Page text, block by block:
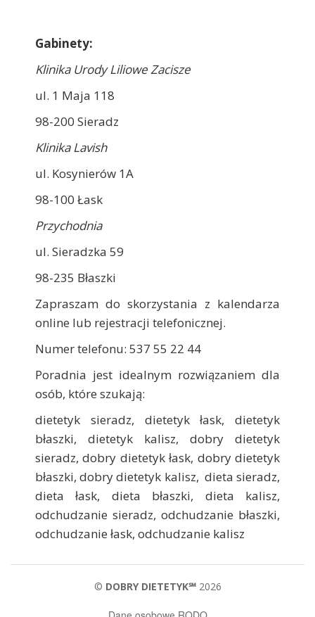
Gabinety:
Klinika Urody Liliowe Zacisze
ul. 1 Maja 118
98-200 Sieradz
Klinika Lavish
ul. Kosynierów 1A
98-100 Łask
Przychodnia
ul. Sieradzka 59
98-235 Błaszki
Zapraszam do skorzystania z kalendarza
online lub rejestracji telefonicznej.
Numer telefonu: 537 55 22 44
Poradnia jest idealnym rozwiązaniem dla
osób, które szukają:
dietetyk sieradz, dietetyk łask, dietetyk
błaszki, dietetyk kalisz, dobry dietetyk
sieradz, dobry dietetyk łask, dobry dietetyk
błaszki, dobry dietetyk kalisz, dieta sieradz,
dieta łask, dieta błaszki, dieta kalisz,
odchudzanie sieradz, odchudzanie błaszki,
odchudzanie łask, odchudzanie kalisz
© DOBRY DIETETYK℠2026